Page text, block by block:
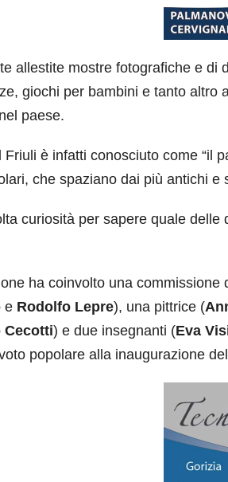
allestite mostre fotografiche e di
giochi per bambini e tanto altro
paese.
Friuli è infatti conosciuto come “il
che spaziano dai più antichi e
curiosità per sapere quale
ha coinvolto una
e Rodolfo Lepre), una pittrice (
Cecotti) e due insegnanti (Eva
popolare alla inaugurazione